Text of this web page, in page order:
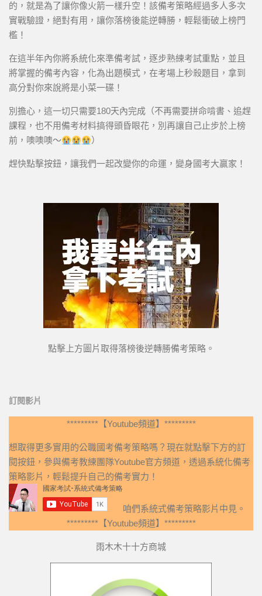
的，就是為了讓你像火箭一樣升空！該備考策略經過多人多次
實戰驗證，絕對有用，讓你落榜後能逆轉勝，輕鬆衝破上榜門
檻！
在這半年內你將系統化來準備考試，逐步熟練考試重點，並且
將掌握的備考內容，化為出題模式，在考場上秒殺題目，拿到
高分對你來說將是小菜一碟！
別擔心，這一切只需要180天內完成（不再需要拼命啃書、追趕
課程，也不用備考材料搞得頭昏眼花，別再讓自己止步於上榜
前，噢噢噢～
）
趕快點擊按鈕，讓我們一起改變你的命運，變身國考大贏家！
點擊上方圖片取得落榜後逆轉勝備考策略。
訂閱影片
*********【Youtube頻道】*********
想取得更多實用的公職國考備考策略嗎？現在就點擊下方的訂
閱按鈕，參與備考教練團隊Youtube官方頻道，透過系統化備考
策略影片，輕鬆提升自己的備考實力！
咱們系統式備考策略影片中見。
*********【Youtube頻道】*********
雨木木十十方商城